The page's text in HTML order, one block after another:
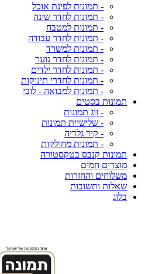
- תמונות לפינת אוכל
- תמונות לחדר שינה
- תמונות למטבח
- תמונות לחדר עבודה
- תמונות למשרד
- תמונות לחדר נוער
- תמונות לחדר ילדים
- תמונות לחדרי תינוקות
- תמונות למבואה - לובי
תמונות בסטים
- זוג תמונות
- שלישיית תמונות
- קיר גלריה
- תמונות מחולקות
תמונות קנבס בטקסטורה
מוצרים חמים
משלוחים והחזרות
שאלות ותשובות
בלוג